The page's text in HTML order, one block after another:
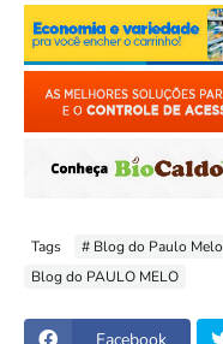
Tags # Blog do Paulo Melo
Blog do PAULO MELO